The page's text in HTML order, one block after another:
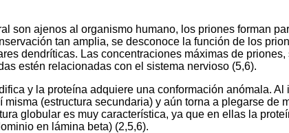
son ajenos al organismo humano, los priones forman
tan amplia, se desconoce la función de los
dendríticas. Las concentraciones máximas de
estén relacionadas con el sistema nervioso (5,6).
y la proteína adquiere una conformación anómala.
(estructura secundaria) y aún torna a plegarse de
globular es muy característica, ya que en ellas la
en lámina beta) (2,5,6).